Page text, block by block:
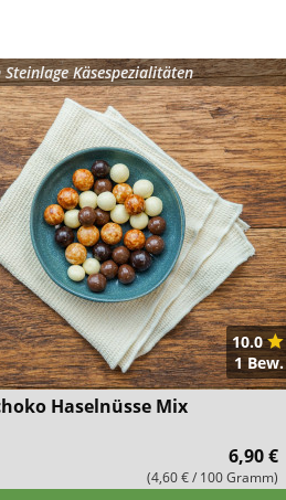
Steinlage Käsespezialitäten
10.0
1 Bew.
Haselnüsse Mix
6,90 €
(4,60 € / 100 Gramm)